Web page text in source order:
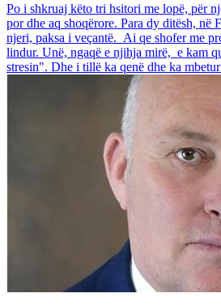
Po i shkruaj këto tri hsitori me lopë, për
por dhe aq shoqërore. Para dy ditësh, në
njeri, paksa i veçantë. Ai qe shofer me
lindur. Unë, ngaqë e njihja mirë, e kam
stresin". Dhe i tillë ka qenë dhe ka